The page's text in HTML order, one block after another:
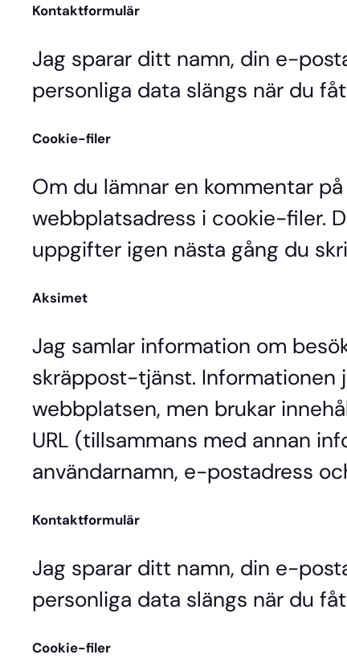
Kontaktformulär
Jag sparar ditt namn, din e-
personliga data slängs när du
Cookie-filer
Om du lämnar en kommentar
webbplatsadress i cookie-filer.
uppgifter igen nästa gång du
Aksimet
Jag samlar information om
skräppost-tjänst. Informationen
webbplatsen, men brukar
URL (tillsammans med annan
användarnamn, e-postadress
Kontaktformulär
Jag sparar ditt namn, din e-
personliga data slängs när du
Cookie-filer